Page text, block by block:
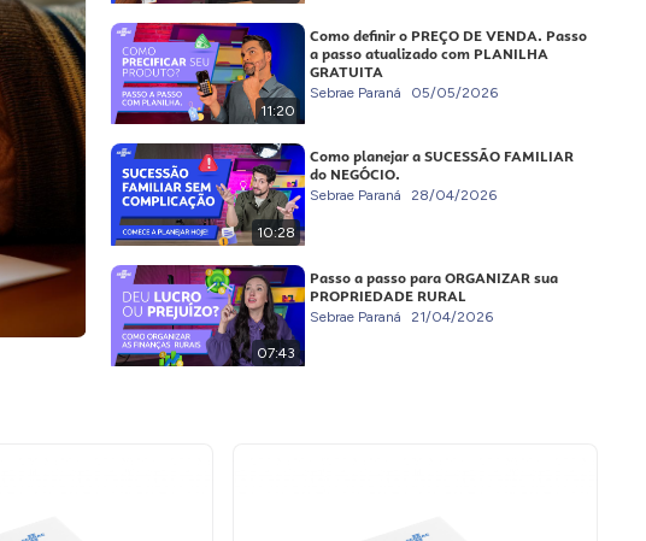
11:20
Como definir o PREÇO DE VENDA. Passo
a passo atualizado com PLANILHA
GRATUITA
Sebrae Paraná 05/05/2026
10:28
Como planejar a SUCESSÃO FAMILIAR
do NEGÓCIO.
Sebrae Paraná 28/04/2026
07:43
Passo a passo para ORGANIZAR sua
PROPRIEDADE RURAL
Sebrae Paraná 21/04/2026